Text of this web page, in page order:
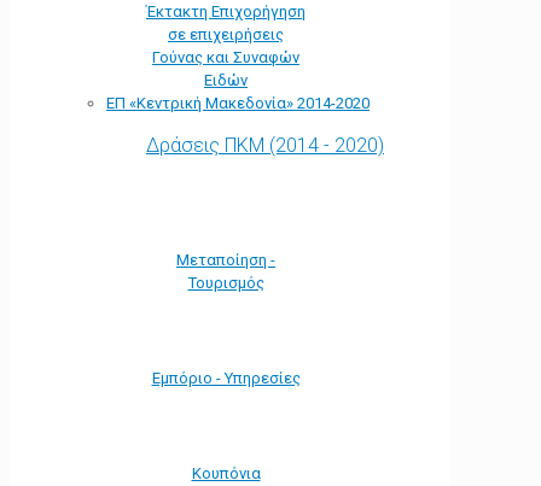
Έκτακτη Επιχορήγηση
σε επιχειρήσεις
Γούνας και Συναφών
Ειδών
ΕΠ «Kεντρική Μακεδονία» 2014-2020
Δράσεις ΠΚΜ (2014 - 2020)
Μεταποίηση -
Τουρισμός
Εμπόριο - Υπηρεσίες
Κουπόνια